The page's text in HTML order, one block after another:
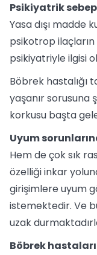
Psikiyatrik
Yasa dışı madde
psikotrop
psikiyatriyle ilgisi
Böbrek hastalığı
yaşanır sorusuna
korkusu başta
Uyum
Hem de çok sık
özelliği inkar
girişimlere uyum
istemektedir. Ve
uzak
Böbrek hastaları